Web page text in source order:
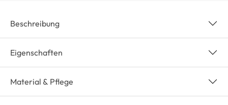
Beschreibung
Eigenschaften
Material & Pflege